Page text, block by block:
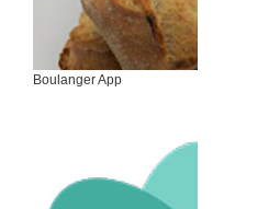
Boulanger App